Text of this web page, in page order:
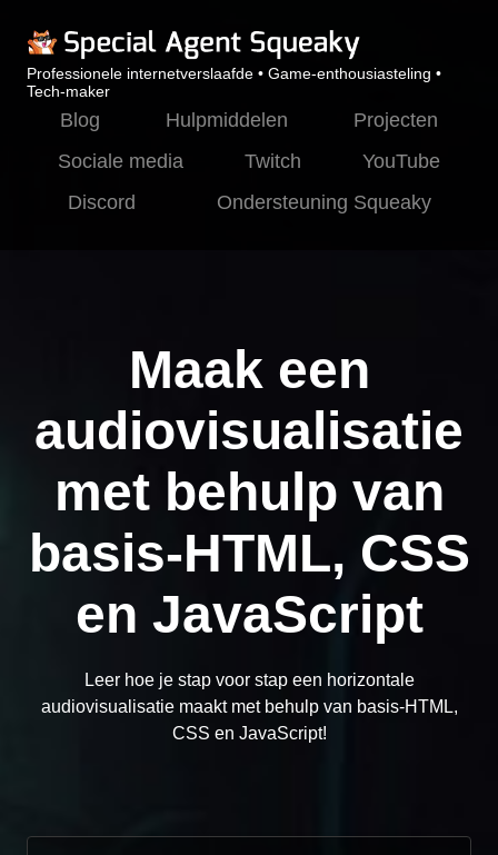
Professionele internetverslaafde • Game-enthousiasteling •
Tech-maker
Blog Hulpmiddelen
Projecten
Sociale media
Twitch
YouTube
Discord
Ondersteuning Squeaky
Maak een
audiovisualisatie
met behulp van
basis-HTML, CSS
en JavaScript
Leer hoe je stap voor stap een horizontale
audiovisualisatie maakt met behulp van basis-HTML,
CSS en JavaScript!